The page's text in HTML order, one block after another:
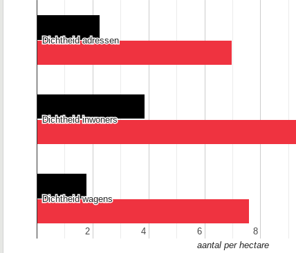
2
2 4
4 6
6 8
8
Dichtheid adressen
Dichtheid adressen
Dichtheid inwoners
Dichtheid inwoners
Dichtheid wagens
Dichtheid wagens
aantal per hectare